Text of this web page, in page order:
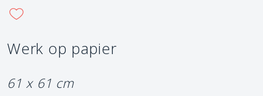
Werk op papier
61 x 61 cm